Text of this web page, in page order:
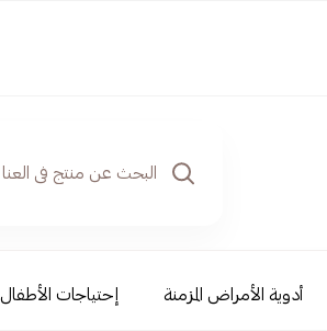
أدوية الأمراض المزمنة إحتياجات الأطفال